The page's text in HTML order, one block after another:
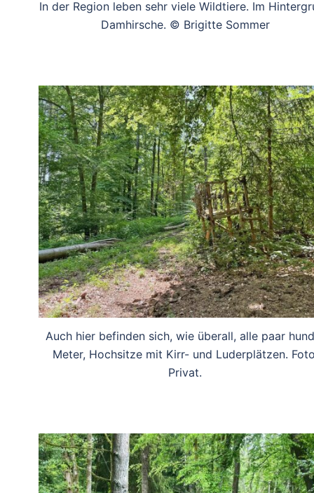
In der Region leben sehr viele Wildtiere. Im
Damhirsche. © Brigitte Sommer
Auch hier befinden sich, wie überall, alle paar
Meter, Hochsitze mit Kirr- und Luderplätzen.
Privat.